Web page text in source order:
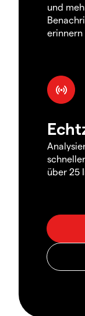
und
erinnern
über 25